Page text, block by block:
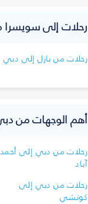
رحلات إلى سويسرا
رحلات من بازل إلى دبي
أهم الوجهات من
رحلات من دبي إلى أحمد
آباد
رحلات من دبي إلى
كوتشي